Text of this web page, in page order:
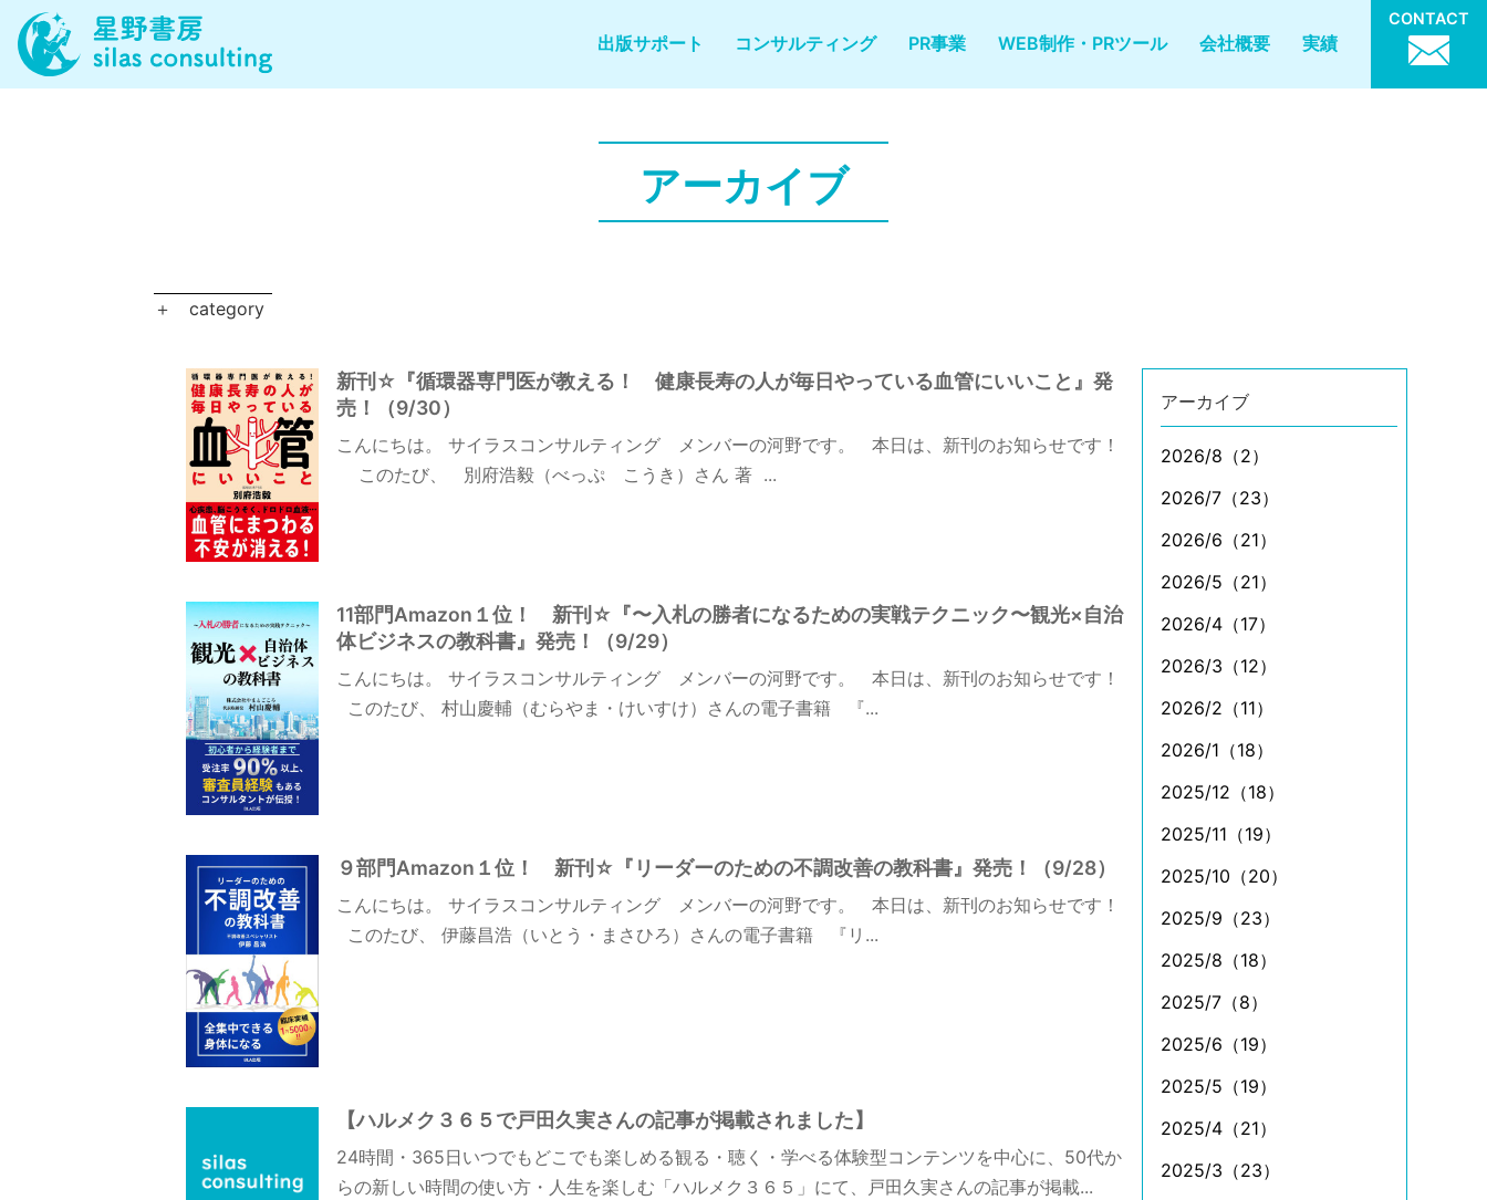
出版サポート コンサルティング PR事業 WEB制作・PRツール 会社概要 実績
CONTACT
アーカイブ
＋ category
新刊☆『循環器専門医が教える！ 健康長寿の人が毎日やっている血管にいいこと』発
売！（9/30）
こんにちは。 サイラスコンサルティング メンバーの河野です。 本日は、新刊のお知らせです！
このたび、 別府浩毅（べっぷ こうき）さん 著 ...
11部門Amazon１位！ 新刊☆『〜入札の勝者になるための実戦テクニック〜観光×自治
体ビジネスの教科書』発売！（9/29）
こんにちは。 サイラスコンサルティング メンバーの河野です。 本日は、新刊のお知らせです！
このたび、 村山慶輔（むらやま・けいすけ）さんの電子書籍 『...
９部門Amazon１位！ 新刊☆『リーダーのための不調改善の教科書』発売！（9/28）
こんにちは。 サイラスコンサルティング メンバーの河野です。 本日は、新刊のお知らせです！
このたび、 伊藤昌浩（いとう・まさひろ）さんの電子書籍 『リ...
【ハルメク３６５で戸田久実さんの記事が掲載されました】
24時間・365日いつでもどこでも楽しめる観る・聴く・学べる体験型コンテンツを中心に、50代か
らの新しい時間の使い方・人生を楽しむ「ハルメク３６５」にて、戸田久実さんの記事が掲載...
アーカイブ
2026/8（2）
2026/7（23）
2026/6（21）
2026/5（21）
2026/4（17）
2026/3（12）
2026/2（11）
2026/1（18）
2025/12（18）
2025/11（19）
2025/10（20）
2025/9（23）
2025/8（18）
2025/7（8）
2025/6（19）
2025/5（19）
2025/4（21）
2025/3（23）